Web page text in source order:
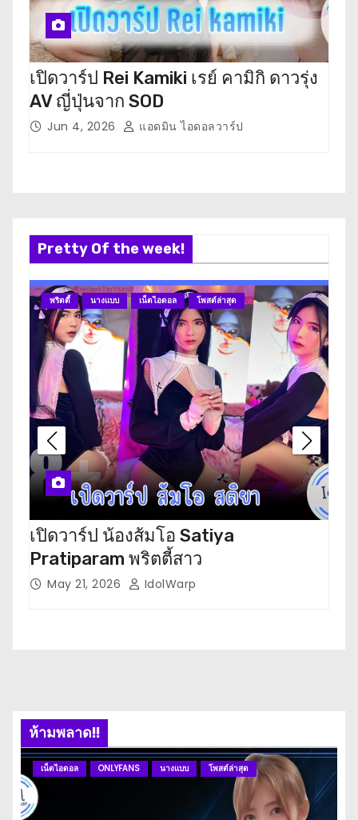
เปิดวาร์ป Rei Kamiki เรย์ คามิกิ ดาวรุ่ง
AV ญี่ปุ่นจาก SOD
Jun 4, 2026 แอดมิน ไอดอลวาร์ป
Pretty Of the week!
พริตตี้ นางแบบ เน็ตไอดอล โพสต์ล่าสุด
เปิดวาร์ป น้องส้มโอ Satiya
Pratiparam พริตตี้สาว
May 21, 2026 IdolWarp
ห้ามพลาด!!
เน็ตไอดอล ONLYFANS นางแบบ โพสต์ล่าสุด